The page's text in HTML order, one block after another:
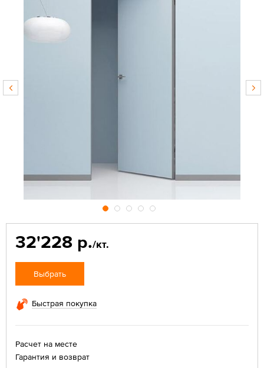
32'228 р./кт.
Выбрать
Быстрая покупка
Расчет на месте
Гарантия и возврат